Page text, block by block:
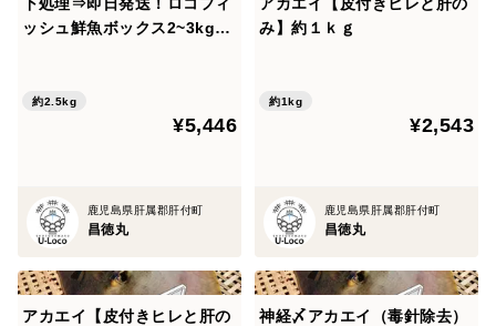
ッシュ鮮魚ボックス2~3kg
約2.5kg
¥5,446
鹿児島県肝属郡肝付町
昌徳丸
み】約１ｋｇ
約1kg
¥2,543
鹿児島県肝属郡肝付町
昌徳丸
アカエイ【皮付きヒレと肝の
神経〆アカエイ（毒針除去）